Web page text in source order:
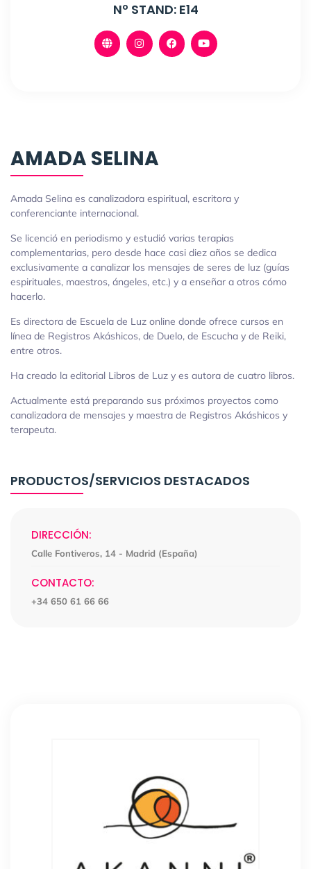
Nº STAND: E14
AMADA SELINA
Amada Selina es canalizadora espiritual, escritora y
conferenciante internacional.
Se licenció en periodismo y estudió varias terapias
complementarias, pero desde hace casi diez años se dedica
exclusivamente a canalizar los mensajes de seres de luz (guías
espirituales, maestros, ángeles, etc.) y a enseñar a otros cómo
hacerlo.
Es directora de Escuela de Luz online donde ofrece cursos en
línea de Registros Akáshicos, de Duelo, de Escucha y de Reiki,
entre otros.
Ha creado la editorial Libros de Luz y es autora de cuatro libros.
Actualmente está preparando sus próximos proyectos como
canalizadora de mensajes y maestra de Registros Akáshicos y
terapeuta.
PRODUCTOS/SERVICIOS DESTACADOS
DIRECCIÓN:
Calle Fontiveros, 14 - Madrid (España)
CONTACTO:
+34 650 61 66 66